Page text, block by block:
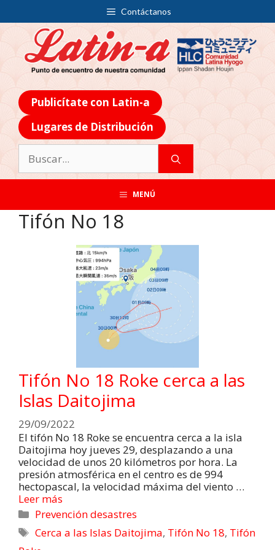
Contáctanos
Publicítate con Latin-a
Lugares de Distribución
MENÚ
Tifón No 18
Tifón No 18 Roke cerca a las
Islas Daitojima
29/09/2022
El tifón No 18 Roke se encuentra cerca a la isla
Daitojima hoy jueves 29, desplazando a una
velocidad de unos 20 kilómetros por hora. La
presión atmosférica en el centro es de 994
hectopascal, la velocidad máxima del viento …
Leer más
Prevención desastres
Cerca a las Islas Daitojima, Tifón No 18, Tifón